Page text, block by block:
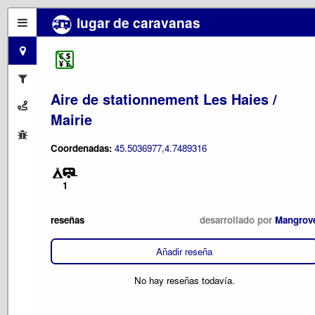
lugar de caravanas
Aire de stationnement Les Haies /
Mairie
Coordenadas: 45.5036977,4.7489316
1
reseñas desarrollado por
Añadir reseña
No hay reseñas todavía.